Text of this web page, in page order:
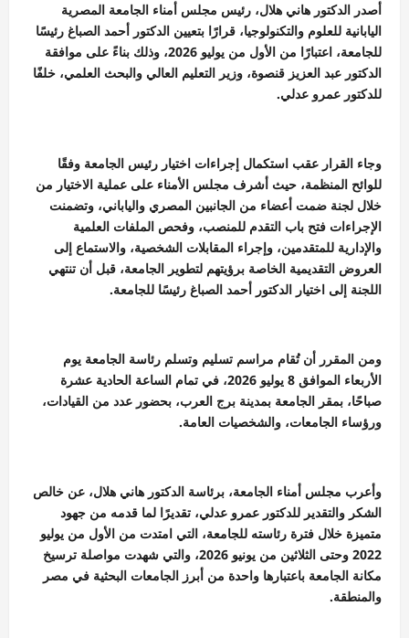
أصدر الدكتور هاني هلال، رئيس مجلس أمناء الجامعة المصرية
اليابانية للعلوم والتكنولوجيا، قرارًا بتعيين الدكتور أحمد الصباغ رئيسًا
للجامعة، اعتبارًا من الأول من يوليو 2026، وذلك بناءً على موافقة
الدكتور عبد العزيز قنصوة، وزير التعليم العالي والبحث العلمي، خلفًا
للدكتور عمرو عدلي.
وجاء القرار عقب استكمال إجراءات اختيار رئيس الجامعة وفقًا
للوائح المنظمة، حيث أشرف مجلس الأمناء على عملية الاختيار من
خلال لجنة ضمت أعضاء من الجانبين المصري والياباني، وتضمنت
الإجراءات فتح باب التقدم للمنصب، وفحص الملفات العلمية
والإدارية للمتقدمين، وإجراء المقابلات الشخصية، والاستماع إلى
العروض التقديمية الخاصة برؤيتهم لتطوير الجامعة، قبل أن تنتهي
اللجنة إلى اختيار الدكتور أحمد الصباغ رئيسًا للجامعة.
ومن المقرر أن تُقام مراسم تسليم وتسلم رئاسة الجامعة يوم
الأربعاء الموافق 8 يوليو 2026، في تمام الساعة الحادية عشرة
صباحًا، بمقر الجامعة بمدينة برج العرب، بحضور عدد من القيادات،
ورؤساء الجامعات، والشخصيات العامة.
وأعرب مجلس أمناء الجامعة، برئاسة الدكتور هاني هلال، عن خالص
الشكر والتقدير للدكتور عمرو عدلي، تقديرًا لما قدمه من جهود
متميزة خلال فترة رئاسته للجامعة، التي امتدت من الأول من يوليو
2022 وحتى الثلاثين من يونيو 2026، والتي شهدت مواصلة ترسيخ
مكانة الجامعة باعتبارها واحدة من أبرز الجامعات البحثية في مصر
والمنطقة.